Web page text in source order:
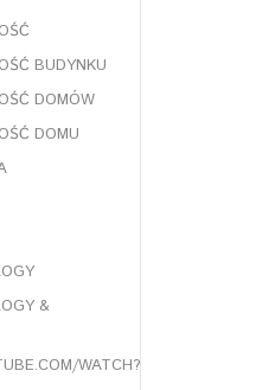
BUDYNKU
DOMÓW
DOMU
&
WATCH?